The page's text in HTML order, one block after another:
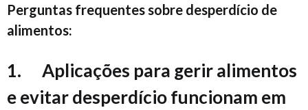
Perguntas frequentes sobre desperdício de
alimentos:
1. Aplicações para gerir alimentos
e evitar desperdício funcionam em